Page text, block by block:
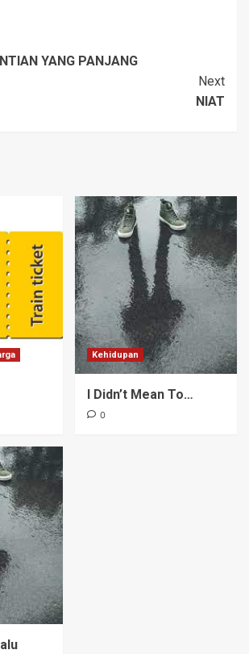
YANG PANJANG
Next
NIAT
Kehidupan
I Didn’t Mean To…
0